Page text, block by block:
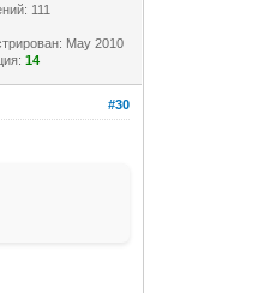
111
May 2010
14
#30